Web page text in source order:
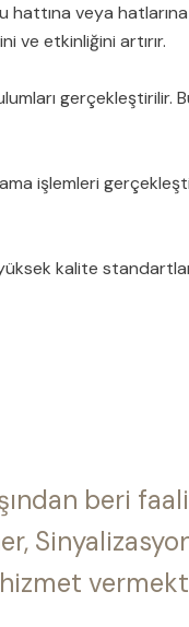
hattına veya
ve etkinliğini artırır.
gerçekleştirilir.
işlemleri
kalite
beri